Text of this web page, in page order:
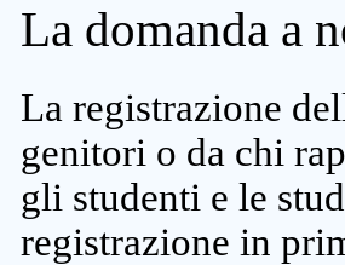
La domanda a
La registrazione
genitori o da chi
gli studenti e le
registrazione in